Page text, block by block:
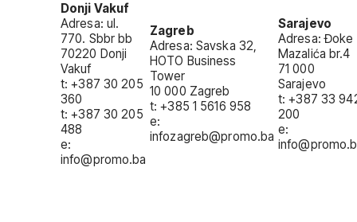
Donji Vakuf
Adresa: ul.
770. Sbbr bb
70220 Donji
Vakuf
t: +387 30 205
360
t: +387 30 205
488
e:
info@promo.ba
Zagreb
Adresa: Savska 32,
HOTO Business
Tower
10 000 Zagreb
t: +385 1 5616 958
e:
infozagreb@promo.ba
Sarajevo
Adresa: Đoke
Mazalića br.4
71 000
Sarajevo
t: +387 33
200
e: